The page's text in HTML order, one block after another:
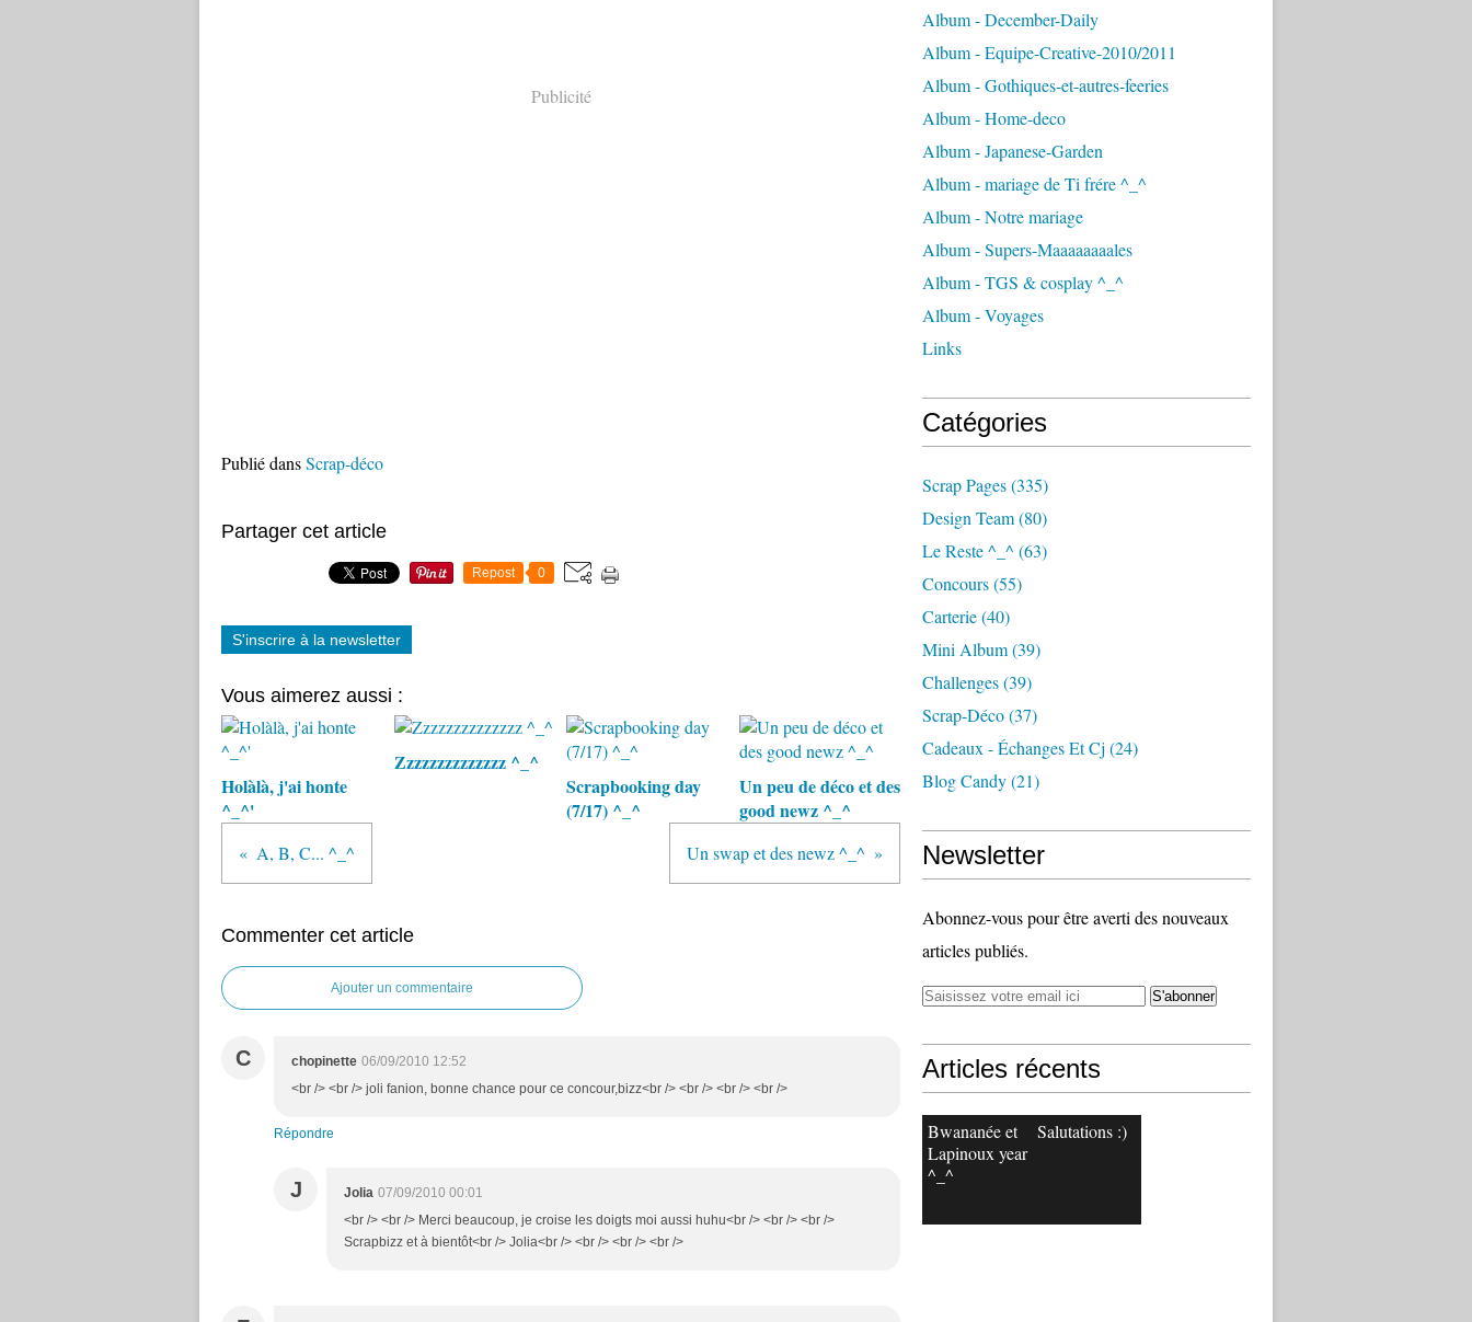
Publicité
Publié dansScrap-déco
Partager cet article
Repost 0
S'inscrire à la newsletter
Vous aimerez aussi :
Holàlà, j'ai honte
^_^'
Zzzzzzzzzzzzzz ^_^
Scrapbooking day
(7/17) ^_^
Un peu de déco et des
good newz ^_^
A, B, C... ^_^ Un swap et des newz ^_^
Commenter cet article
Ajouter un commentaire
C chopinette 06/09/2010 12:52
<br /> <br /> joli fanion, bonne chance pour ce concour,bizz<br /> <br /> <br /> <br />
Répondre
J Jolia 07/09/2010 00:01
<br /> <br /> Merci beaucoup, je croise les doigts moi aussi huhu<br /> <br /> <br />
Scrapbizz et à bientôt<br /> Jolia<br /> <br /> <br /> <br />
Album - December-Daily
Album - Equipe-Creative-2010/2011
Album - Gothiques-et-autres-feeries
Album - Home-deco
Album - Japanese-Garden
Album - mariage de Ti frére ^_^
Album - Notre mariage
Album - Supers-Maaaaaaaales
Album - TGS & cosplay ^_^
Album - Voyages
Links
Catégories
Scrap Pages(335)
Design Team(80)
Le Reste ^_^ (63)
Concours(55)
Carterie(40)
Mini Album(39)
Challenges(39)
Scrap-Déco(37)
Cadeaux - Échanges Et Cj (24)
Blog Candy(21)
Newsletter
Abonnez-vous pour être averti des nouveaux
articles publiés.
Articles récents
Bwananée et
Lapinoux year
^_^
Salutations :)